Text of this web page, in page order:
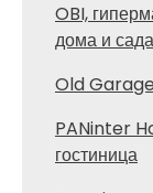
OBI,
дома и сада
Old Garage
PANinter
гостиница